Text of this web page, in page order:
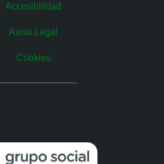
Accesibilidad
Aviso Legal
Cookies